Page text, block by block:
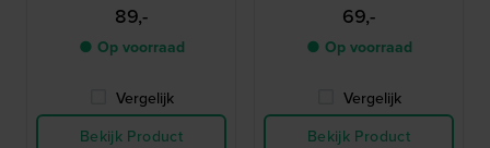
89,-
● Op voorraad
Vergelijk
Bekijk Product
69,-
● Op voorraad
Vergelijk
Bekijk Product